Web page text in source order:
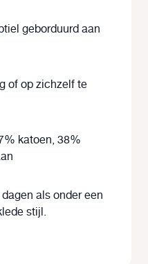
geborduurd aan
of op zichzelf te
katoen, 38%
als onder een
stijl.